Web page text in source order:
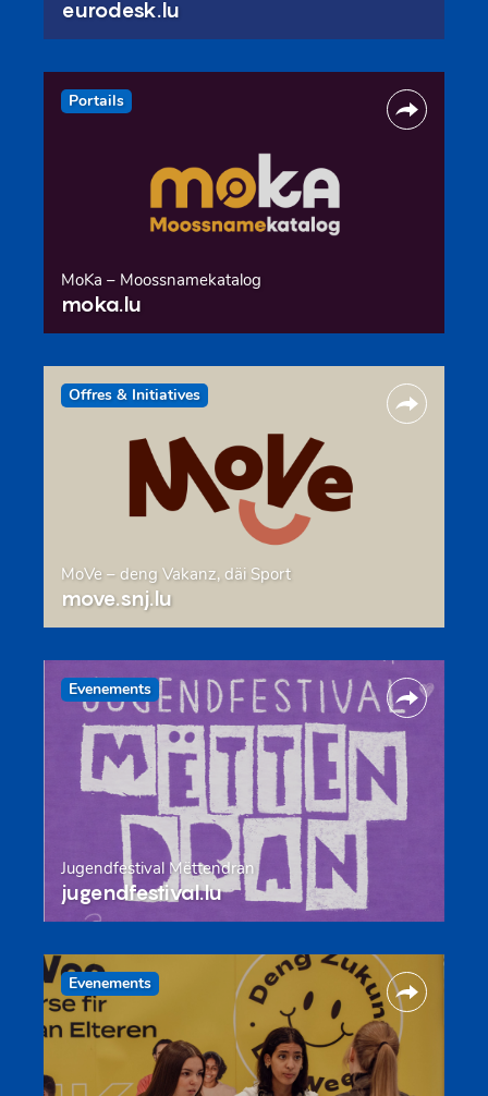
eurodesk.lu
Portails
MoKa – Moossnamekatalog
moka.lu
Offres & Initiatives
MoVe – deng Vakanz, däi Sport
move.snj.lu
Evenements
Jugendfestival Mëttendran
jugendfestival.lu
Evenements